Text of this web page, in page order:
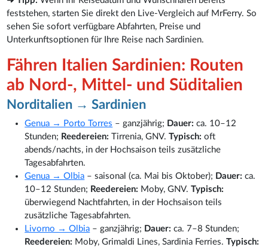
feststehen, starten Sie direkt den Live-Vergleich auf MrFerry. So
sehen Sie sofort verfügbare Abfahrten, Preise und
Unterkunftsoptionen für Ihre Reise nach Sardinien.
Fähren Italien Sardinien: Routen
ab Nord-, Mittel- und Süditalien
Norditalien → Sardinien
Genua → Porto Torres – ganzjährig; Dauer: ca. 10–12
Stunden; Reedereien: Tirrenia, GNV.Typisch: oft
abends/nachts, in der Hochsaison teils zusätzliche
Tagesabfahrten.
Genua → Olbia – saisonal (ca. Mai bis Oktober); Dauer: ca.
10–12 Stunden; Reedereien: Moby, GNV.Typisch:
überwiegend Nachtfahrten, in der Hochsaison teils
zusätzliche Tagesabfahrten.
Livorno → Olbia – ganzjährig; Dauer: ca. 7–8 Stunden;
Reedereien: Moby, Grimaldi Lines, Sardinia Ferries.Typisch: